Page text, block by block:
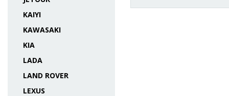
KAIYI
KAWASAKI
KIA
LADA
LAND ROVER
LEXUS